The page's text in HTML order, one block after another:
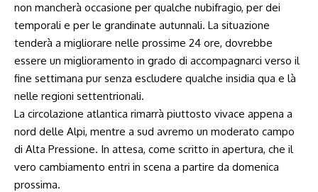
non mancherà occasione per qualche nubifragio, per dei
temporali e per le grandinate autunnali. La situazione
tenderà a migliorare nelle prossime 24 ore, dovrebbe
essere un miglioramento in grado di accompagnarci verso il
fine settimana pur senza escludere qualche insidia qua e là
nelle regioni settentrionali.
La circolazione atlantica rimarrà piuttosto vivace appena a
nord delle Alpi, mentre a sud avremo un moderato campo
di Alta Pressione. In attesa, come scritto in apertura, che il
vero cambiamento entri in scena a partire da domenica
prossima.